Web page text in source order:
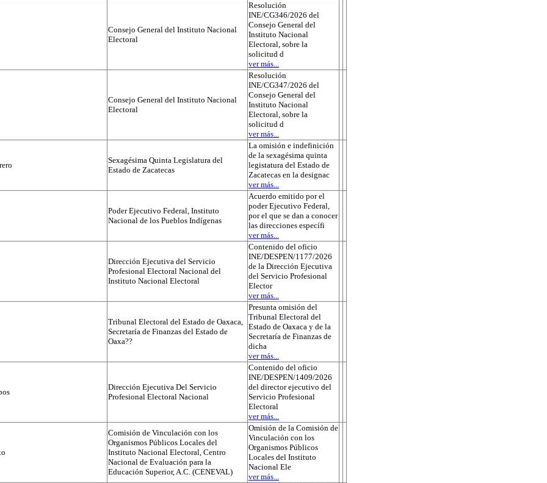
Consejo General del Instituto Nacional
Electoral
Resolución
INE/CG346/2026 del
Consejo General del
Instituto Nacional
Electoral, sobre la
solicitud d
ver más...
Consejo General del Instituto Nacional
Electoral
Resolución
INE/CG347/2026 del
Consejo General del
Instituto Nacional
Electoral, sobre la
solicitud d
ver más...
Sexagésima Quinta Legislatura del
Estado de Zacatecas
La omisión e indefinición
de la sexagésima quinta
legistatura del Estado de
Zacatecas en la designac
ver más...
Poder Ejecutivo Federal, Instituto
Nacional de los Pueblos Indígenas
Acuerdo emitido por el
poder Ejecutivo Federal,
por el que se dan a conocer
las direcciones específi
ver más...
Dirección Ejecutiva del Servicio
Profesional Electoral Nacional del
Instituto Nacional Electoral
Contenido del oficio
INE/DESPEN/1177/2026
de la Dirección Ejecutiva
del Servicio Profesional
Elector
ver más...
Tribunal Electoral del Estado de Oaxaca,
Secretaría de Finanzas del Estado de
Oaxa??
Presunta omisión del
Tribunal Electoral del
Estado de Oaxaca y de la
Secretaría de Finanzas de
dicha
ver más...
Dirección Ejecutiva Del Servicio
Profesional Electoral Nacional
Contenido del oficio
INE/DESPEN/1409/2026
del director ejecutivo del
Servicio Profesional
Electoral
ver más...
Comisión de Vinculación con los
Organismos Públicos Locales del
Instituto Nacional Electoral, Centro
Nacional de Evaluación para la
Educación Superior, A.C. (CENEVAL)
Omisión de la Comisión de
Vinculación con los
Organismos Públicos
Locales del Instituto
Nacional Ele
ver más...